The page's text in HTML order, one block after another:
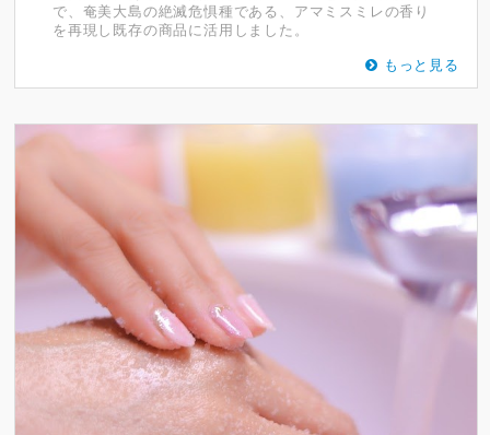
で、奄美大島の絶滅危惧種である、アマミスミレの香り
を再現し既存の商品に活用しました。
もっと見る